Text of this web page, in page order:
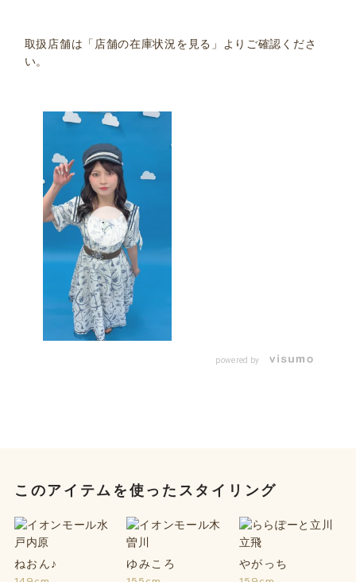
取扱店舗は「店舗の在庫状況を見る」よりご確認くださ
い。
powered by
このアイテムを使ったスタイリング
ねおん♪ ゆみころ やがっち